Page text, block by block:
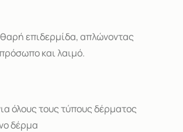
επιδερμίδα, απλώνοντας
και λαιμό.
όλους τους τύπους δέρματος
δέρμα